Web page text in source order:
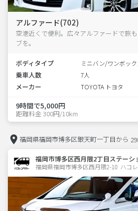
アルファード(702)
空港近くで便利。広々アルファードで旅
ブを。
ボディタイプ ミニバン/ワンボック
乗車人数 7人
メーカー TOYOTA トヨタ
9時間で5,000円
距離料金 300円/10km
福岡県福岡市博多区銀天町一丁目から
福岡市博多区西月隈2丁目ステーシ
福岡県福岡市博多区西月隈2-10  ハコ